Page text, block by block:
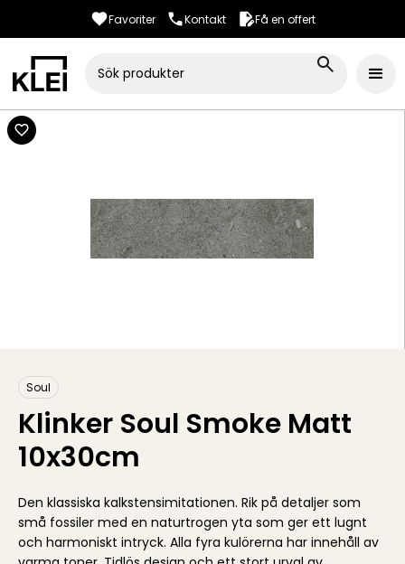
Favoriter Kontakt Få en offert
Soul
Klinker Soul Smoke Matt
10x30cm
Den klassiska kalkstensimitationen. Rik på detaljer som
små fossiler med en naturtrogen yta som ger ett lugnt
och harmoniskt intryck. Alla fyra kulörerna har innehåll av